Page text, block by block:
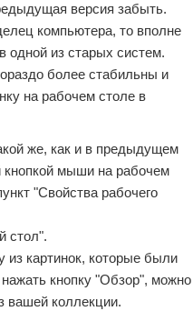
версия забыть.
компьютера, то вполне
одной из старых систем.
более стабильны и
на рабочем столе в
же, как и в предыдущем
кнопкой мыши на рабочем
"Свойства рабочего
стол".
картинок, которые были
кнопку "Обзор", можно
вашей коллекции.